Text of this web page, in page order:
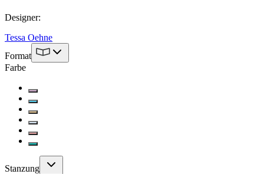
Designer:
Tessa Oehne
Format
Farbe
Stanzung